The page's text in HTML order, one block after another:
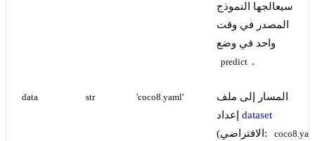
سيعالجها النموذج
المصدر في وقت
واحد في وضع
predict .
data str 'coco8.yaml'
المسار إلى ملف
dataset
(الافتراضي: